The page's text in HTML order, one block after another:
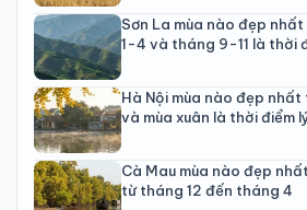
Sơn La mùa nào đẹp
1-4 và tháng 9-11 là thời
Hà Nội mùa nào đẹp
và mùa xuân là thời điểm
Cà Mau mùa nào đẹp
từ tháng 12 đến tháng 4